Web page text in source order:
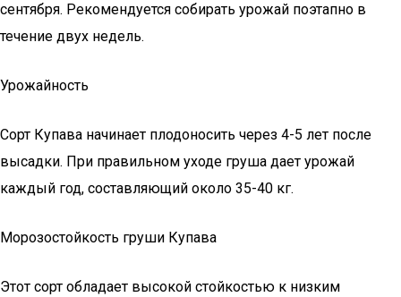
сентября. Рекомендуется собирать урожай поэтапно в
течение двух недель.
Урожайность
Сорт Купава начинает плодоносить через 4-5 лет после
высадки. При правильном уходе груша дает урожай
каждый год, составляющий около 35-40 кг.
Морозостойкость груши Купава
Этот сорт обладает высокой стойкостью к низким